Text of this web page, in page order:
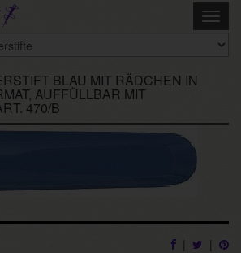
BLAU MIT RÄDCHEN IN
AUFFÜLLBAR MIT
470/B
|
|